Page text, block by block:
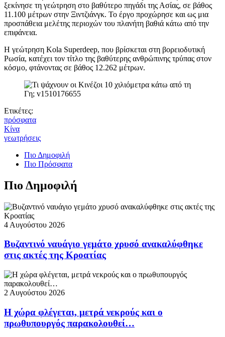
ξεκίνησε τη γεώτρηση στο βαθύτερο πηγάδι της Ασίας, σε βάθος
11.100 μέτρων στην Ξιντζιάνγκ. Το έργο προχώρησε και ως μια
προσπάθεια μελέτης περιοχών του πλανήτη βαθιά κάτω από την
επιφάνεια.
Η γεώτρηση Kola Superdeep, που βρίσκεται στη βορειοδυτική
Ρωσία, κατέχει τον τίτλο της βαθύτερης ανθρώπινης τρύπας στον
κόσμο, φτάνοντας σε βάθος 12.262 μέτρων.
Ετικέτες:
πρόσφατα
Κίνα
γεωτρήσεις
Πιο Δημοφιλή
Πιο Πρόσφατα
Πιο Δημοφιλή
4 Αυγούστου 2026
Βυζαντινό ναυάγιο γεμάτο χρυσό ανακαλύφθηκε
στις ακτές της Κροατίας
2 Αυγούστου 2026
Η χώρα φλέγεται, μετρά νεκρούς και ο
πρωθυπουργός παρακολουθεί…